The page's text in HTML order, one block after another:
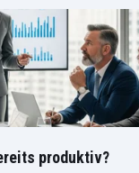
produktiv?